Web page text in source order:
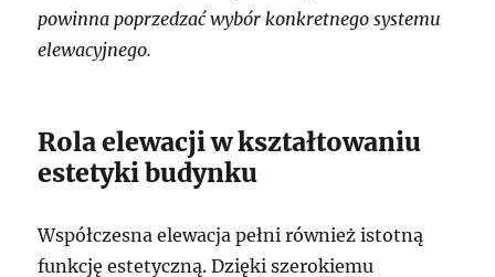
powinna poprzedzać wybór konkretnego systemu
elewacyjnego.
Rola elewacji w kształtowaniu
estetyki budynku
Współczesna elewacja pełni również istotną
funkcję estetyczną. Dzięki szerokiemu